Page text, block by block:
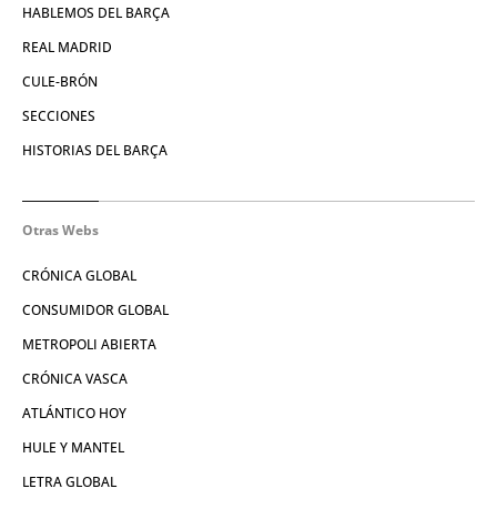
HABLEMOS DEL BARÇA
REAL MADRID
CULE-BRÓN
SECCIONES
HISTORIAS DEL BARÇA
Otras Webs
CRÓNICA GLOBAL
CONSUMIDOR GLOBAL
METROPOLI ABIERTA
CRÓNICA VASCA
ATLÁNTICO HOY
HULE Y MANTEL
LETRA GLOBAL